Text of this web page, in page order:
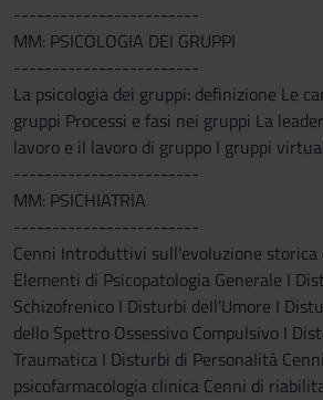
------------------------
MM: PSICOLOGIA DEI GRUPPI
------------------------
La psicologia dei gruppi: definizione Le
gruppi Processi e fasi nei gruppi La
lavoro e il lavoro di gruppo I gruppi
------------------------
MM: PSICHIATRIA
------------------------
Cenni Introduttivi sull'evoluzione
Elementi di Psicopatologia Generale I
Schizofrenico I Disturbi dell'Umore I
dello Spettro Ossessivo Compulsivo I
Traumatica I Disturbi di Personalità
psicofarmacologia clinica Cenni di